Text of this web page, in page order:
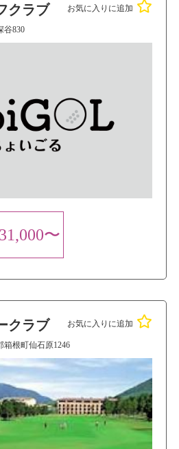
クラブ
谷830
〜
お気に入りに追加
クラブ
箱根町仙石原1246
お気に入りに追加